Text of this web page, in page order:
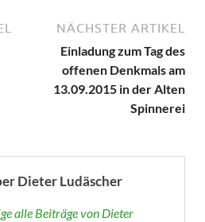
NÄCHSTER ARTIKEL
Einladung zum Tag des
offenen Denkmals am
13.09.2015 in der Alten
Spinnerei
Dieter Ludäscher
alle Beiträge von Dieter